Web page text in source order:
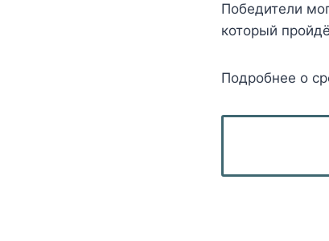
Победители
который
Подробнее о